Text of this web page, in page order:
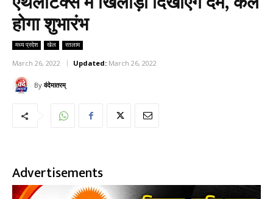
होगा शुभारंभ
मध्य प्रदेश खेल रतलाम
March 26, 2022 Updated: March 26, 2022
By वंदेमातरम्
Advertisements